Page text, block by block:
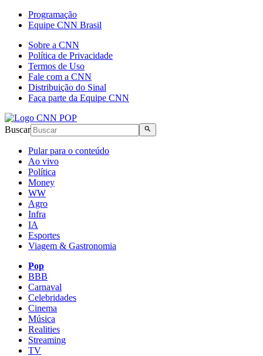
Programação
Equipe CNN Brasil
Sobre a CNN
Política de Privacidade
Termos de Uso
Fale com a CNN
Distribuição do Sinal
Faça parte da Equipe CNN
Buscar
Pular para o conteúdo
Ao vivo
Política
Money
WW
Agro
Infra
IA
Esportes
Viagem & Gastronomia
Pop
BBB
Carnaval
Celebridades
Cinema
Música
Realities
Streaming
TV